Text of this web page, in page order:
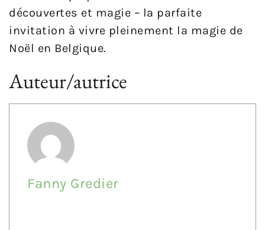
découvertes et magie – la parfaite
invitation à vivre pleinement la magie de
Noël en Belgique.
Auteur/autrice
Fanny Gredier